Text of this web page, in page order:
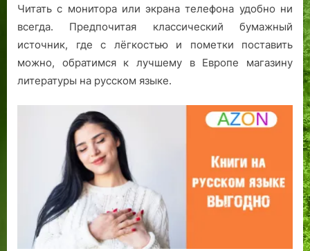
Читать с монитора или экрана телефона удобно ни
всегда. Предпочитая классический бумажный
источник, где с лёгкостью и пометки поставить
можно, обратимся к лучшему в Европе магазину
литературы на русском языке.